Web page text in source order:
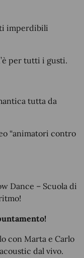
imperdibili
per tutti i gusti.
tutta da
“animatori contro
Dance – Scuola di
con Marta e Carlo
dal vivo.